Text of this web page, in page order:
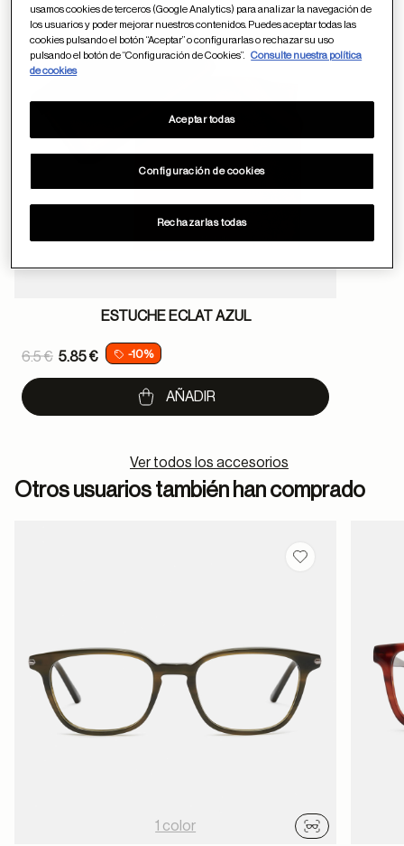
Guardar en
ESTUCHE ECLAT AZUL
Price reduced from
6.5 €
to
5.85 € -10%
AÑADIR
Ver todos los accesorios
Otros usuarios también han comprado
Guardar en
1 color
Probador
usamos cookies de terceros (Google Analytics) para analizar la navegación de
los usuarios y poder mejorar nuestros contenidos. Puedes aceptar todas las
cookies pulsando el botón “Aceptar” o configurarlas o rechazar su uso
pulsando el botón de “Configuración de Cookies”.
Consulte nuestra política
de cookies
Configuración de cookies
Rechazarlas todas
Aceptar todas